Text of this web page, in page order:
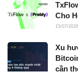
Cho
15/07/2026
Xu
cần